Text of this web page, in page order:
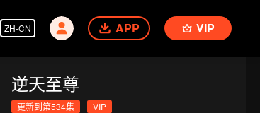
ZH-CN APP VIP
逆天至尊
更新到第534集 VIP